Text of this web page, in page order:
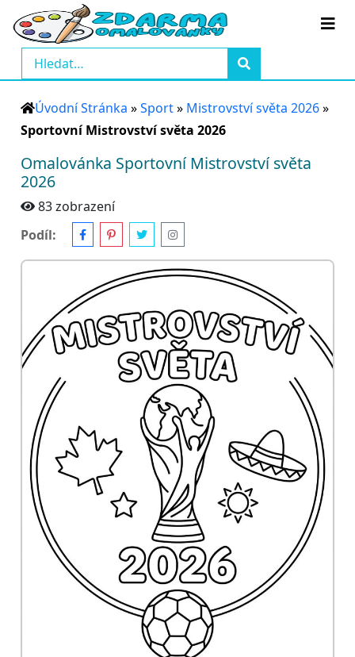
Úvodní Stránka »Sport» Mistrovství světa 2026»
Sportovní Mistrovství světa 2026
Omalovánka Sportovní Mistrovství světa
2026
83 zobrazení
Podíl: